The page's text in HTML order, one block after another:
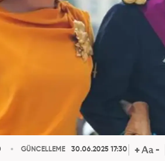
GÜNCELLEME 30.06.2025 17:30